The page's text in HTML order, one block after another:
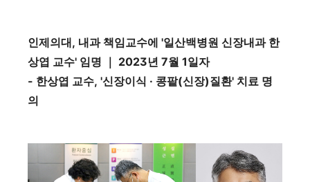
인제의대, 내과 책임교수에 '일산백병원 신장내과 한
상엽 교수' 임명 ｜ 2023년 7월 1일자
- 한상엽 교수, '신장이식 · 콩팥(신장)질환' 치료 명
의